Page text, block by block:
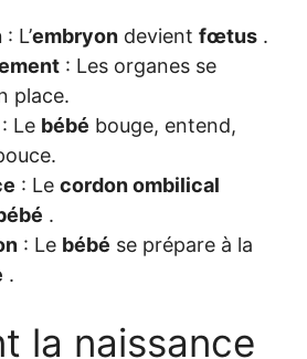
: L’embryon devient fœtus .
: Les organes se
place.
: Le bébé bouge, entend,
: Le cordon ombilical
.
: Le bébé se prépare à la
.
la naissance